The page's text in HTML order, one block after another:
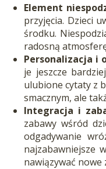
Element
przyjęcia. Dzieci
środku.
radosną
Personalizacja i
je jeszcze
ulubione cytaty z
smacznym, ale
Integracja i
zabawy wśród
odgadywanie
najzabawniejsze
nawiązywać nowe